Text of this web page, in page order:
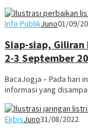
Info PublikJuno01/09/
Siap-siap,
2-3 September
BacaJogja – Pada hari
informasi yang
EkbisJuno31/08/2022